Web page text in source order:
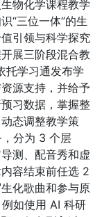
物化学课程教学
“三位一体”的生
引领与科学探究
展三阶段混合教
托学习通发布学
源支持，并给予
习数据，掌握整
态调整教学策
分为 3 个层
测、配音秀和虚
容结束前任选 2
化歌曲和参与原
如使用 AI 科研